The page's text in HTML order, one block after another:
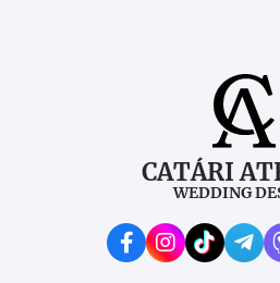
CATÁRI
WEDDING